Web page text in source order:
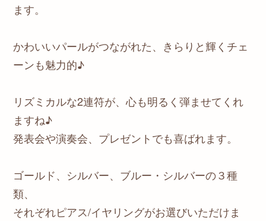
ます。
かわいいパールがつながれた、きらりと輝くチェ
ーンも魅力的♪
リズミカルな2連符が、心も明るく弾ませてくれ
ますね♪
発表会や演奏会、プレゼントでも喜ばれます。
ゴールド、シルバー、ブルー・シルバーの３種
類、
それぞれピアス/イヤリングがお選びいただけま